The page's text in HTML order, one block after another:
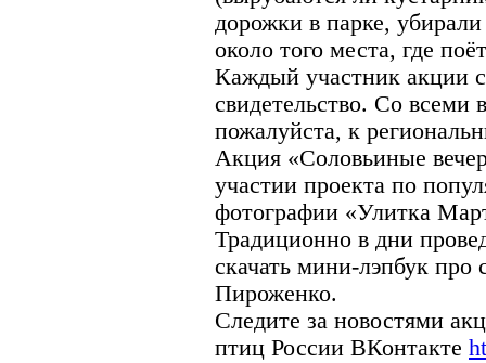
дорожки в парке,
около того места, где
Каждый участник акции
свидетельство. Со всеми
пожалуйста, к
Акция «Соловьиные
участии проекта по
фотографии «Улитка
Традиционно в дни
скачать мини-лэпбук про
Пироженко.
Следите за новостями
птиц России ВКонтакте